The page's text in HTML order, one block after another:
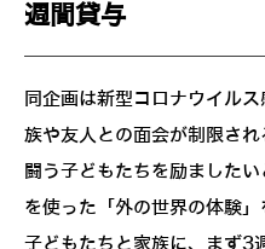
週間貸与
同企画は新型コロナウイル
族や友人との面会が制限さ
闘う子どもたちを励ました
を使った「外の世界の体験
子どもたちと家族に、まず3